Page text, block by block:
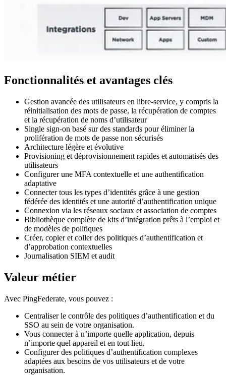
Fonctionnalités et avantages clés
Gestion avancée des utilisateurs en libre-service, y compris la
réinitialisation des mots de passe, la récupération de comptes
et la récupération de noms d’utilisateur
Single sign-on basé sur des standards pour éliminer la
prolifération de mots de passe non sécurisés
Architecture légère et évolutive
Provisioning et déprovisionnement rapides et automatisés des
utilisateurs
Configurer une MFA contextuelle et une authentification
adaptative
Connecter tous les types d’identités grâce à une gestion
fédérée des identités et une autorité d’authentification unique
Connexion via les réseaux sociaux et association de comptes
Bibliothèque complète de kits d’intégration prêts à l’emploi et
de modèles de politiques
Créer, copier et coller des politiques d’authentification et
d’approbation contextuelles
Journalisation SIEM et audit
Valeur métier
Avec PingFederate, vous pouvez :
Centraliser le contrôle des politiques d’authentification et du
SSO au sein de votre organisation.
Vous connecter à n’importe quelle application, depuis
n’importe quel appareil et en tout lieu.
Configurer des politiques d’authentification complexes
adaptées aux besoins de vos utilisateurs et de votre
organisation.